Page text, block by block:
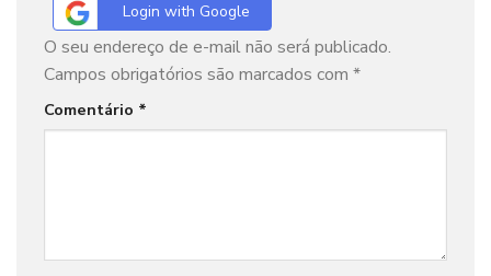
Login with Google
O seu endereço de e-mail não será publicado.
Campos obrigatórios são marcados com *
Comentário *